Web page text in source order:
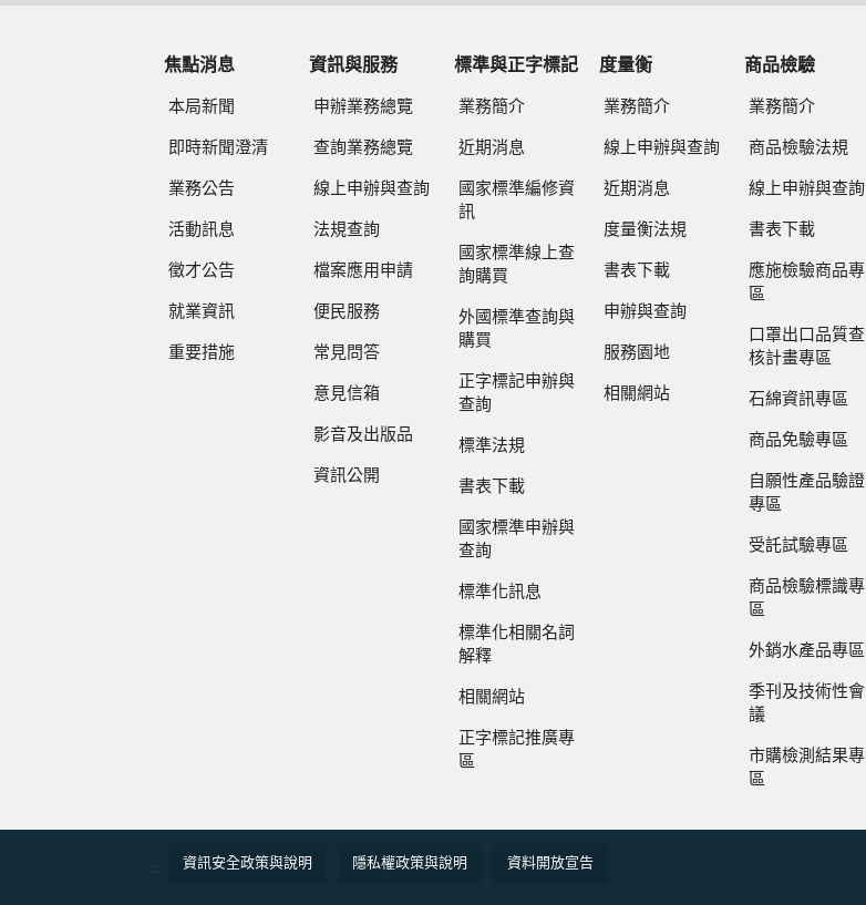
焦點消息
本局新聞
即時新聞澄清
業務公告
活動訊息
徵才公告
就業資訊
重要措施
資訊與服務
申辦業務總覽
查詢業務總覽
線上申辦與查詢
法規查詢
檔案應用申請
便民服務
常見問答
意見信箱
影音及出版品
資訊公開
標準與正字標記
業務簡介
近期消息
國家標準編修資
訊
國家標準線上查
詢購買
外國標準查詢與
購買
正字標記申辦與
查詢
標準法規
書表下載
國家標準申辦與
查詢
標準化訊息
標準化相關名詞
解釋
相關網站
正字標記推廣專
區
度量衡
業務簡介
線上申辦與查詢
近期消息
度量衡法規
書表下載
申辦與查詢
服務園地
相關網站
商品檢驗
業務簡介
商品檢驗法規
線上申辦與查詢
書表下載
應施檢驗商品專
區
口罩出口品質查
核計畫專區
石綿資訊專區
商品免驗專區
自願性產品驗證
專區
受託試驗專區
商品檢驗標識專
區
外銷水產品專區
季刊及技術性會
議
市購檢測結果專
區
資訊安全政策與說明 隱私權政策與說明 資料開放宣告